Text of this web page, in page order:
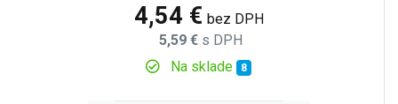
4,54 € bez DPH
5,59 € s DPH
Na sklade 8